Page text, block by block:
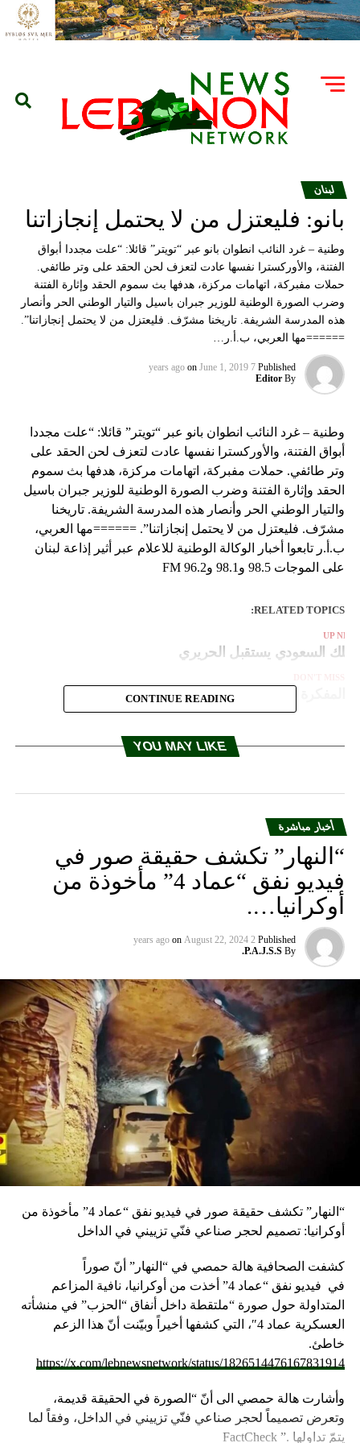
لبنان
بانو: فليعتزل من لا يحتمل إنجازاتنا
وطنية – غرد النائب انطوان بانو عبر “تويتر” قائلا: “‏علت مجددا أبواق
الفتنة، والأوركسترا نفسها عادت لتعزف لحن الحقد على وتر طائفي.
حملات مفبركة، اتهامات مركزة، هدفها بث سموم الحقد وإثارة الفتنة
وضرب الصورة الوطنية للوزير جبران باسيل والتيار الوطني الحر وأنصار
هذه المدرسة الشريفة. ‏تاريخنا مشرّف. فليعتزل من لا يحتمل إنجازاتنا”.
======مها العربي، ب.أ.ر…
Published
7 years ago
on June 1, 2019
By
Editor
وطنية – غرد النائب انطوان بانو عبر “تويتر” قائلا: “‏علت مجددا
أبواق الفتنة، والأوركسترا نفسها عادت لتعزف لحن الحقد على
وتر طائفي. حملات مفبركة، اتهامات مركزة، هدفها بث سموم
الحقد وإثارة الفتنة وضرب الصورة الوطنية للوزير جبران باسيل
والتيار الوطني الحر وأنصار هذه المدرسة الشريفة. ‏تاريخنا
مشرّف. فليعتزل من لا يحتمل إنجازاتنا”. ======مها العربي،
ب.أ.ر تابعوا أخبار الوكالة الوطنية للاعلام عبر أثير إذاعة لبنان
على الموجات 98.5 و98.1 و96.2 FM
RELATED TOPICS:
UP
السعودي يستقبل الحريري
المفكرة ليوم الاثنين 3 حزيران 2019CONTINUE READING
YOU MAY LIKE
أخبار مباشرة
“النهار” تكشف حقيقة صور في
فيديو نفق “عماد 4” مأخوذة من
أوكرانيا….
Published
2 years ago
on August 22, 2024
By
P.A.J.S.S.
“النهار” تكشف حقيقة صور في فيديو نفق “عماد 4” مأخوذة من
أوكرانيا: تصميم لحجر صناعي فنّي تزييني في الداخل
كشفت الصحافية هالة حمصي في “النهار” أنّ صوراً
في فيديو
نفق “عماد 4” أخذت من أوكرانيا، نافية المزاعم
المتداولة حول صورة “ملتقطة داخل أنفاق “الحزب” في منشأته
العسكرية عماد 4″، التي كشفها أخيراً وبيّنت أنّ هذا الزعم
خاطئ.
https://x.com/lebnewsnetwork/status/1826514476167831914
وأشارت هالة حمصي الى أنّ “الصورة في الحقيقة قديمة،
وتعرض تصميماً لحجر صناعي فنّي تزييني في الداخل، وفقاً لما
يتمّ تداولها .” FactCheck